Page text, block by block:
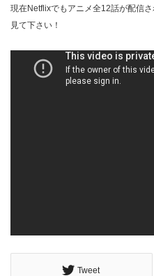
現在Netflixでもアニメ全12話が配信
見て下さい！
Tweet